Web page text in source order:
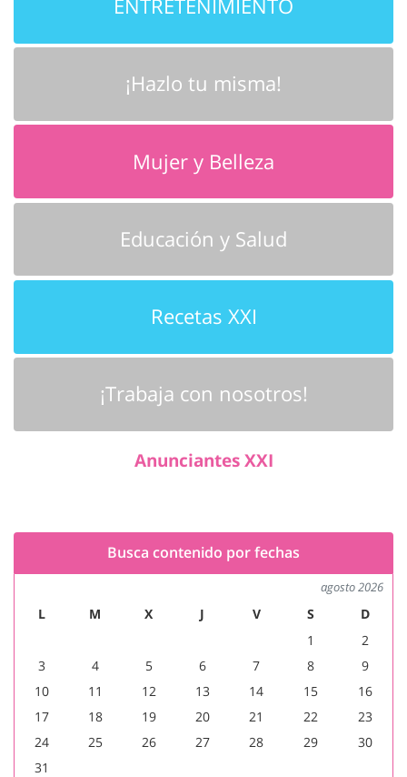
ENTRETENIMIENTO
¡Hazlo tu misma!
Mujer y Belleza
Educación y Salud
Recetas XXI
¡Trabaja con nosotros!
Anunciantes XXI
Busca contenido por fechas
agosto 2026
L M X J V S
D
1
2
3
4 5 6 7 8
9
10
11 12 13 14 15
16
17
18 19 20 21 22
23
24
25 26 27 28 29
30
31